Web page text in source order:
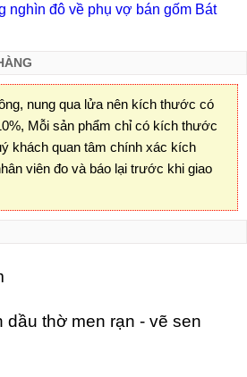
nghìn đô về phụ vợ bán gốm Bát
nung qua lửa nên kích thước có
Mỗi sản phẩm chỉ có kích thước
khách quan tâm chính xác kích
viên đo và báo lại trước khi giao
thờ men rạn - vẽ sen